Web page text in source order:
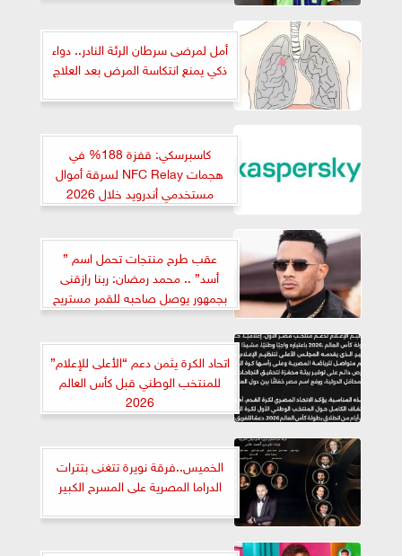
أمل لمرضى سرطان الرئة النادر.. دواء
ذكي يمنع انتكاسة المرض بعد العلاج
كاسبرسكي: قفزة 188% في
هجمات NFC Relay لسرقة أموال
مستخدمي أندرويد خلال 2026
عقب طرح منتجات تحمل اسم ”
أسد” .. محمد رمضان: ربنا رازقنى
بجمهور يوصل صاحبه للقمر مستريح
اتحاد الكرة يثمن دعم “الأعلى للإعلام”
للمنتخب الوطني قبل كأس العالم
2026
الخميس..فرقة نويرة تتغنى بتترات
الدراما المصرية على المسرح الكبير